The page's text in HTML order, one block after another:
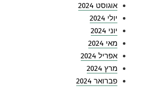
אוגוסט 2024
יולי 2024
יוני 2024
מאי 2024
אפריל 2024
מרץ 2024
פברואר 2024